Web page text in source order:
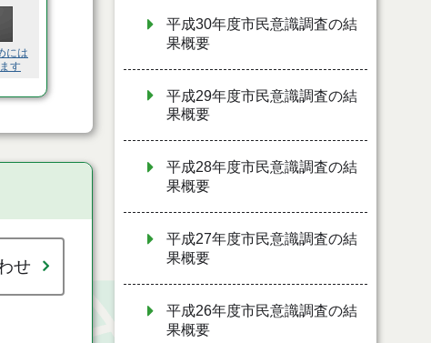
には
す
せ
平成30年度市民意識調査の結
果概要
平成29年度市民意識調査の結
果概要
平成28年度市民意識調査の結
果概要
平成27年度市民意識調査の結
果概要
平成26年度市民意識調査の結
果概要